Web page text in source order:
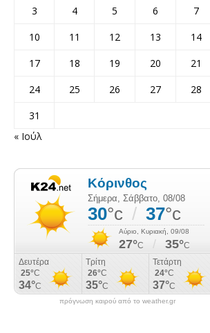
3
4 5 6 7
10
11 12 13 14
17
18 19 20 21
24
25 26 27 28
31
« Ιούλ
πρόγνωση καιρού από το weather.gr